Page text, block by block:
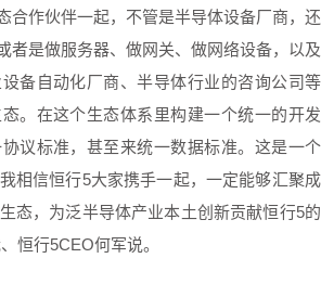
合作伙伴一起，不管是半导体设备厂商，还
者是做服务器、做网关、做网络设备，以及
备自动化厂商、半导体行业的咨询公司等
。在这个生态体系里构建一个统一的开发
议标准，甚至来统一数据标准。这是一个
相信恒行5大家携手一起，一定能够汇聚成
态，为泛半导体产业本土创新贡献恒行5的
恒行5CEO何军说。